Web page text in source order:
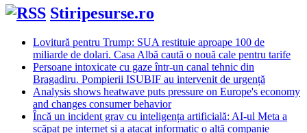
Stiripesurse.ro
Lovitură pentru Trump: SUA restituie aproape 100 de
miliarde de dolari. Casa Albă caută o nouă cale pentru tarife
Persoane intoxicate cu gaze într-un canal tehnic din
Bragadiru. Pompierii ISUBIF au intervenit de urgență
Analysis shows heatwave puts pressure on Europe's economy
and changes consumer behavior
Încă un incident grav cu inteligența artificială: AI-ul Meta a
scăpat pe internet și a atacat informatic o altă companie